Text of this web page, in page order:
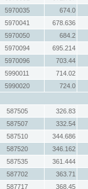
5970035
674.0
5970041
678.636
5970050
684.2
5970094
695.214
5970096
703.44
5990011
714.02
5990020
724.0
587505
326.83
587507
332.54
587510
344.686
587520
346.162
587535
361.444
587702
363.71
587717 368.45